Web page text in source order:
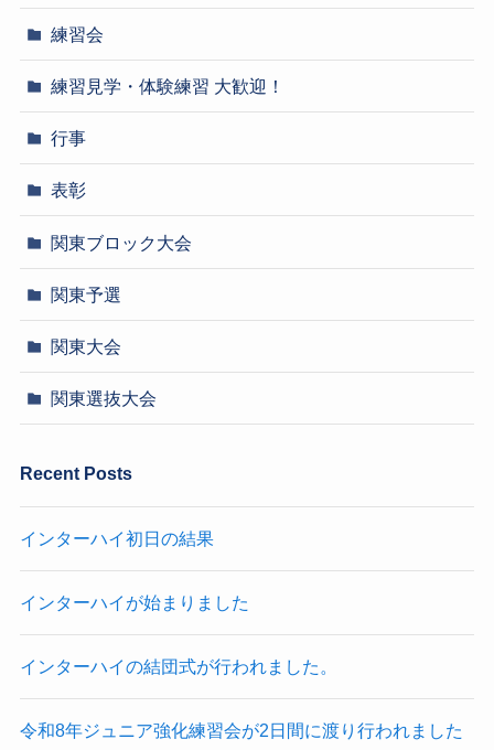
練習会
練習見学・体験練習 大歓迎！
行事
表彰
関東ブロック大会
関東予選
関東大会
関東選抜大会
Recent Posts
インターハイ初日の結果
インターハイが始まりました
インターハイの結団式が行われました。
令和8年ジュニア強化練習会が2日間に渡り行われました